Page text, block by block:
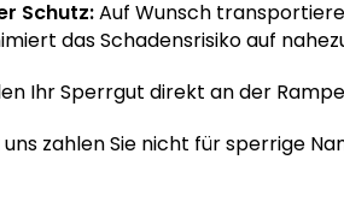
Schutz:Auf Wunsch
das Schadensrisiko auf
Ihr Sperrgut direkt an der
uns zahlen Sie nicht für sperrige